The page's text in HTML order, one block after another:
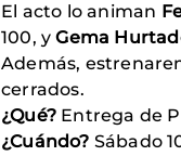
El acto lo animan
100, yGema
Además,
cerrados.
¿Qué? Entrega de
¿Cuándo? Sábado